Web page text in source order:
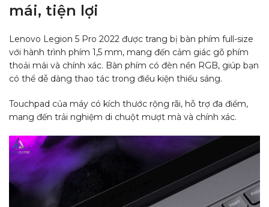
mái, tiện lợi
Lenovo Legion 5 Pro 2022 được trang bị bàn phím full-size
với hành trình phím 1,5 mm, mang đến cảm giác gõ phím
thoải mái và chính xác. Bàn phím có đèn nền RGB, giúp bạn
có thể dễ dàng thao tác trong điều kiện thiếu sáng.
Touchpad của máy có kích thước rộng rãi, hỗ trợ đa điểm,
mang đến trải nghiệm di chuột mượt mà và chính xác.